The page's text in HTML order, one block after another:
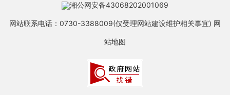
湘公网安备43068202001069
网站联系电话：0730-3388009(仅受理网站建设维护相关事宜) 网
站地图